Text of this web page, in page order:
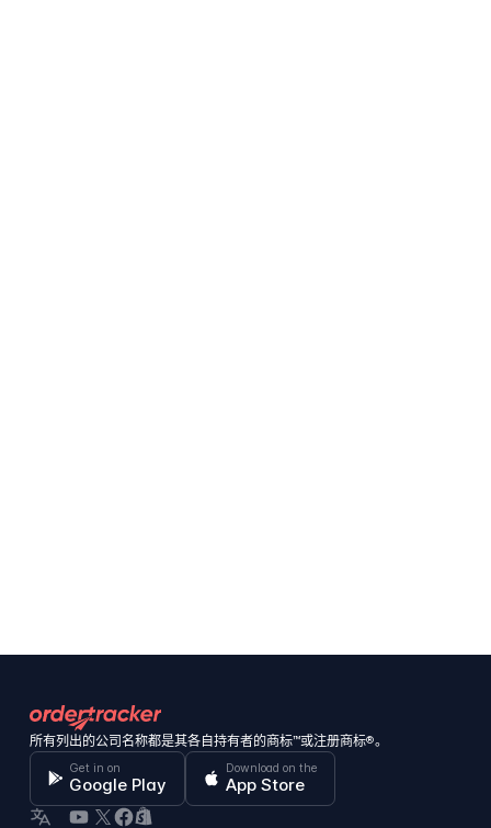
所有列出的公司名称都是其各自持有者的商标™或注册商标®。
Get in on
Google Play
Download on the
App Store